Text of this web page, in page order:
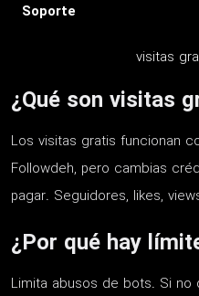
Soporte
visitas
¿Qué son visitas
Los visitas gratis funcionan
Followdeh, pero cambias
pagar. Seguidores, likes,
¿Por qué hay
Limita abusos de bots. Si no